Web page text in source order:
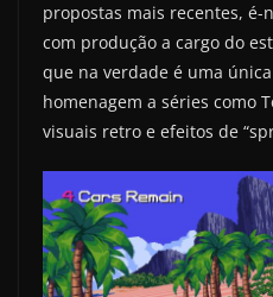
propostas mais recentes,
com produção a cargo do
que na verdade é uma
homenagem a séries como
visuais retro e efeitos de